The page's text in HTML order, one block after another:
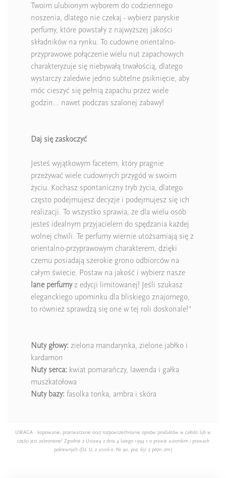
Twoim ulubionym wyborem do codziennego
noszenia, dlatego nie czekaj - wybierz paryskie
perfumy, które powstały z najwyższej jakości
składników na rynku. To cudowne orientalno-
przyprawowe połączenie wielu nut zapachowych
charakteryzuje się niebywałą trwałością, dlatego
wystarczy zaledwie jedno subtelne psiknięcie, aby
móc cieszyć się pełnią zapachu przez wiele
godzin… nawet podczas szalonej zabawy!
Daj się zaskoczyć
Jesteś wyjątkowym facetem, który pragnie
przeżywać wiele cudownych przygód w swoim
życiu. Kochasz spontaniczny tryb życia, dlatego
często podejmujesz decyzje i podejmujesz się ich
realizacji. To wszystko sprawia, że dla wielu osób
jesteś idealnym przyjacielem do spędzania każdej
wolnej chwili. Te perfumy wiernie utożsamiają się z
orientalno-przyprawowym charakterem, dzięki
czemu posiadają szerokie grono odbiorców na
całym świecie. Postaw na jakość i wybierz nasze
lane perfumyz edycji limitowanej! Jeśli szukasz
eleganckiego upominku dla bliskiego znajomego,
to również sprawdzą się one w tej roli doskonale!"
Nuty głowy: zielona mandarynka, zielone jabłko i
kardamon
Nuty serca: kwiat pomarańczy, lawenda i gałka
muszkatołowa
Nuty bazy: fasolka tonka, ambra i skóra
UWAGA - kopiowanie, przetwarzanie oraz rozpowszechnianie opisów produktów w całości lub w
części jest zabronione! Zgodnie z Ustawą z dnia 4 lutego 1994 r. o prawie autorskim i prawach
pokrewnych (Dz. U. z 2006 e. Nr 90, poz. 631 z późn. zm.)